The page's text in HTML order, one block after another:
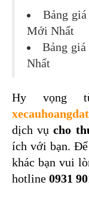
Bảng
Mới Nhất
Bảng giá
Nhất
dịch vụ cho
ích với bạn.
khác bạn vui
hotline 0931